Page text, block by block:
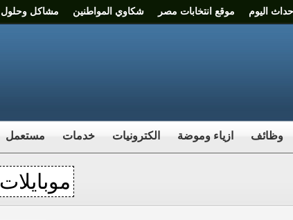
احداث اليوم موقع انتخابات مصر شكاوي المواطنين مشاكل وحلول
وظائف ازياء وموضة الكترونيات خدمات مستعمل
موبايلات